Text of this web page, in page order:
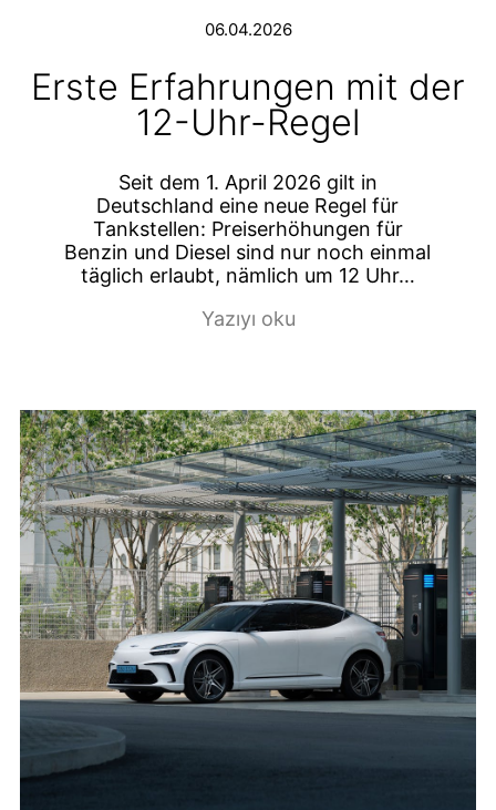
06.04.2026
Erste Erfahrungen mit der
12-Uhr-Regel
Seit dem 1. April 2026 gilt in
Deutschland eine neue Regel für
Tankstellen: Preiserhöhungen für
Benzin und Diesel sind nur noch einmal
täglich erlaubt, nämlich um 12 Uhr…
Yazıyı oku